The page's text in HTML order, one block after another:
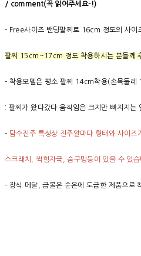
/ comment(꼭 읽어주세요-!)
- Free사이즈 밴딩팔찌로 16cm 정도의 사이
팔찌 15cm~17cm 정도 착용하시는 분들께
- 착용모델은 평소 팔찌 14cm착용(손목둘레
: 팔찌가 왔다갔다 움직임은 크지만 빠지지는
- 담수진주 특성상 진주알마다 형태와 사이즈
스크래치, 찍힘자국, 숨구멍등이 있을 수 있습
- 장식 메달, 금볼은 순은에 도금한 제품으로